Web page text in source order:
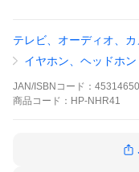
質量 : 約15g(ケーブル含
【パッケージ内容】
・ディープマウントイ
・ケーブルクリップ
・イヤホン収納ケース
Ne new ear イヤホン
テレビ、オーディオ、カ
イヤホン、ヘッドホン
JAN/ISBNコード：
商品 コード： HP-NHR41